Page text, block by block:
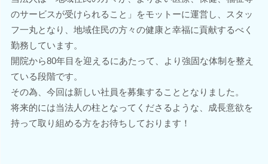
のサービスが受けられること」をモットーに運営し、スタッ
フ一丸となり、地域住民の方々の健康と幸福に貢献するべく
勤務しています。
開院から80年目を迎えるにあたって、より強固な体制を整え
ている段階です。
その為、今回は新しい社員を募集することとなりました。
将来的には当法人の柱となってくださるような、成長意欲を
持って取り組める方をお待ちしております！